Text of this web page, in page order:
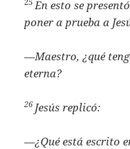
En esto se
poner a prueba a
—Maestro, ¿qué
eterna?
26 Jesús replicó:
—¿Qué está escrito